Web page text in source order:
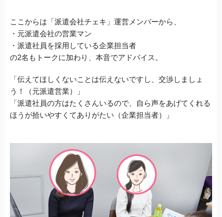
ここからは「派遣会社チェキ」運営メンバーから、
・ 元派遣会社の営業マン
・派遣社員を採用している企業担当者
の2名もトークに加わり、 本音でアドバイス。
「伝えてほしくないことは伝えないですし、交渉しましょ
う！（元派遣営業）」
「派遣社員の方はたくさんいるので、自ら声をあげてくれる
ほうが拾いやすくてありがたい（企業担当者）」